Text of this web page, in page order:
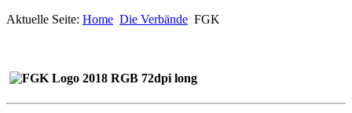
Aktuelle Seite: Home Die Verbände FGK